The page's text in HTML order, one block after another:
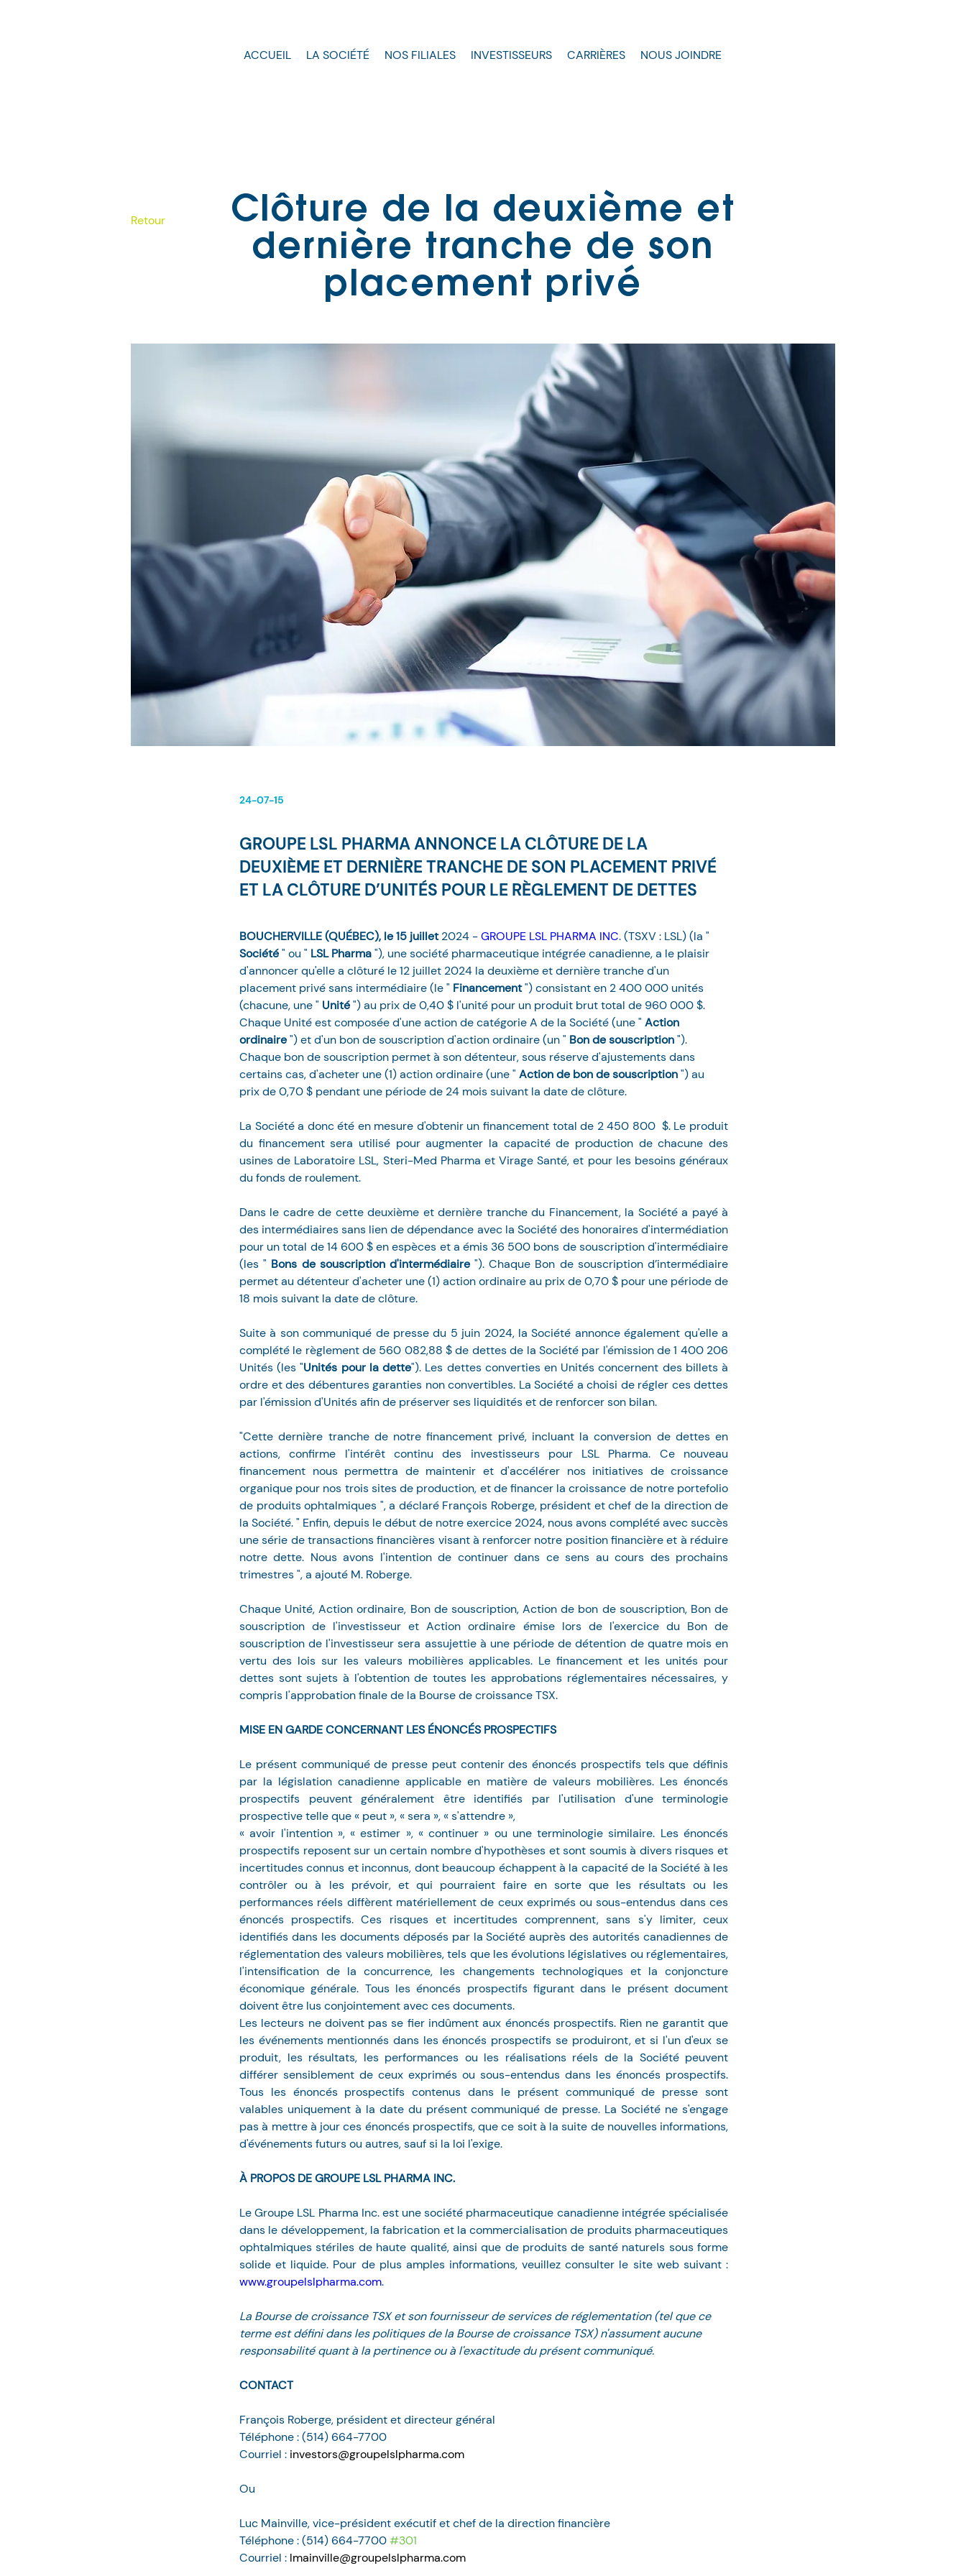
ACCUEIL LA SOCIÉTÉ NOS FILIALES INVESTISSEURS CARRIÈRES NOUS JOINDRE
Retour
Clôture de la deuxième et
dernière tranche de son
placement privé
24-07-15
GROUPE LSL PHARMA ANNONCE LA CLÔTURE DE LA
DEUXIÈME ET DERNIÈRE TRANCHE DE SON PLACEMENT PRIVÉ
ET LA CLÔTURE D’UNITÉS POUR LE RÈGLEMENT DE DETTES
BOUCHERVILLE (QUÉBEC), le 15 juillet 2024 - GROUPE LSL PHARMA INC. (TSXV : LSL) (la "
Société " ou " LSL Pharma "), une société pharmaceutique intégrée canadienne, a le plaisir
d'annoncer qu'elle a clôturé le 12 juillet 2024 la deuxième et dernière tranche d'un
placement privé sans intermédiaire (le " Financement ") consistant en 2 400 000 unités
(chacune, une " Unité ") au prix de 0,40 $ l'unité pour un produit brut total de 960 000 $.
Chaque Unité est composée d'une action de catégorie A de la Société (une " Action
ordinaire ") et d'un bon de souscription d'action ordinaire (un " Bon de souscription ").
Chaque bon de souscription permet à son détenteur, sous réserve d'ajustements dans
certains cas, d'acheter une (1) action ordinaire (une " Action de bon de souscription ") au
prix de 0,70 $ pendant une période de 24 mois suivant la date de clôture.
La Société a donc été en mesure d'obtenir un financement total de 2 450 800  $. Le produit
du financement sera utilisé pour augmenter la capacité de production de chacune des
usines de Laboratoire LSL, Steri-Med Pharma et Virage Santé, et pour les besoins généraux
du fonds de roulement.
Dans le cadre de cette deuxième et dernière tranche du Financement, la Société a payé à
des intermédiaires sans lien de dépendance avec la Société des honoraires d'intermédiation
pour un total de 14 600 $ en espèces et a émis 36 500 bons de souscription d'intermédiaire
(les " Bons de souscription d'intermédiaire "). Chaque Bon de souscription d’intermédiaire
permet au détenteur d'acheter une (1) action ordinaire au prix de 0,70 $ pour une période de
18 mois suivant la date de clôture.
Suite à son communiqué de presse du 5 juin 2024, la Société annonce également qu'elle a
complété le règlement de 560 082,88 $ de dettes de la Société par l'émission de 1 400 206
Unités (les "Unités pour la dette"). Les dettes converties en Unités concernent des billets à
ordre et des débentures garanties non convertibles. La Société a choisi de régler ces dettes
par l'émission d'Unités afin de préserver ses liquidités et de renforcer son bilan.
"Cette dernière tranche de notre financement privé, incluant la conversion de dettes en
actions, confirme l'intérêt continu des investisseurs pour LSL Pharma. Ce nouveau
financement nous permettra de maintenir et d'accélérer nos initiatives de croissance
organique pour nos trois sites de production, et de financer la croissance de notre portefolio
de produits ophtalmiques ", a déclaré François Roberge, président et chef de la direction de
la Société. " Enfin, depuis le début de notre exercice 2024, nous avons complété avec succès
une série de transactions financières visant à renforcer notre position financière et à réduire
notre dette. Nous avons l'intention de continuer dans ce sens au cours des prochains
trimestres ", a ajouté M. Roberge.
Chaque Unité, Action ordinaire, Bon de souscription, Action de bon de souscription, Bon de
souscription de l'investisseur et Action ordinaire émise lors de l'exercice du Bon de
souscription de l'investisseur sera assujettie à une période de détention de quatre mois en
vertu des lois sur les valeurs mobilières applicables. Le financement et les unités pour
dettes sont sujets à l'obtention de toutes les approbations réglementaires nécessaires, y
compris l'approbation finale de la Bourse de croissance TSX.
MISE EN GARDE CONCERNANT LES ÉNONCÉS PROSPECTIFS
Le présent communiqué de presse peut contenir des énoncés prospectifs tels que définis
par la législation canadienne applicable en matière de valeurs mobilières. Les énoncés
prospectifs peuvent généralement être identifiés par l'utilisation d'une terminologie
prospective telle que « peut », « sera », « s'attendre »,
« avoir l'intention », « estimer », « continuer » ou une terminologie similaire. Les énoncés
prospectifs reposent sur un certain nombre d'hypothèses et sont soumis à divers risques et
incertitudes connus et inconnus, dont beaucoup échappent à la capacité de la Société à les
contrôler ou à les prévoir, et qui pourraient faire en sorte que les résultats ou les
performances réels diffèrent matériellement de ceux exprimés ou sous-entendus dans ces
énoncés prospectifs. Ces risques et incertitudes comprennent, sans s'y limiter, ceux
identifiés dans les documents déposés par la Société auprès des autorités canadiennes de
réglementation des valeurs mobilières, tels que les évolutions législatives ou réglementaires,
l'intensification de la concurrence, les changements technologiques et la conjoncture
économique générale. Tous les énoncés prospectifs figurant dans le présent document
doivent être lus conjointement avec ces documents.
Les lecteurs ne doivent pas se fier indûment aux énoncés prospectifs. Rien ne garantit que
les événements mentionnés dans les énoncés prospectifs se produiront, et si l'un d'eux se
produit, les résultats, les performances ou les réalisations réels de la Société peuvent
différer sensiblement de ceux exprimés ou sous-entendus dans les énoncés prospectifs.
Tous les énoncés prospectifs contenus dans le présent communiqué de presse sont
valables uniquement à la date du présent communiqué de presse. La Société ne s'engage
pas à mettre à jour ces énoncés prospectifs, que ce soit à la suite de nouvelles informations,
d'événements futurs ou autres, sauf si la loi l'exige.
À PROPOS DE GROUPE LSL PHARMA INC.
Le Groupe LSL Pharma Inc. est une société pharmaceutique canadienne intégrée spécialisée
dans le développement, la fabrication et la commercialisation de produits pharmaceutiques
ophtalmiques stériles de haute qualité, ainsi que de produits de santé naturels sous forme
www.groupelslpharma.com.
La Bourse de croissance TSX et son fournisseur de services de réglementation (tel que ce
terme est défini dans les politiques de la Bourse de croissance TSX) n'assument aucune
responsabilité quant à la pertinence ou à l'exactitude du présent communiqué.
CONTACT
François Roberge, président et directeur général
Téléphone : (514) 664-7700
Courriel : investors@groupelslpharma.com
Ou
Luc Mainville, vice-président exécutif et chef de la direction financière
Téléphone : (514) 664-7700 #301
Courriel : lmainville@groupelslpharma.com